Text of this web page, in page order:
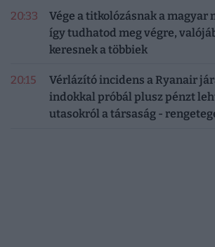
20:33
Vége a titkolózásnak a magyar
így tudhatod meg végre,
keresnek a többiek
20:15
Vérlázító incidens a Ryanair
indokkal próbál plusz pénzt
utasokról a társaság -